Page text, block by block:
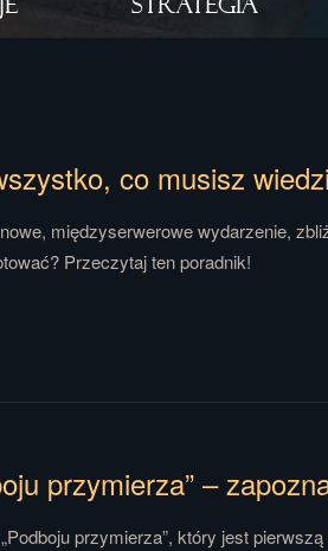
co musisz
nowe, międzyserwerowe wydarzenie,
Przeczytaj ten poradnik!
przymierza”, który jest